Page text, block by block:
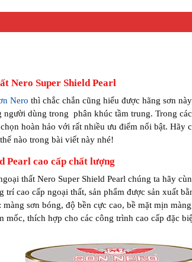
Nero Super Shield Pearl
Nero thì chắc chắn cũng hiểu được hãng sơn
dùng trong phân khúc tầm trung. Trong
hoàn hảo với rất nhiều ưu điểm nổi bật. Hãy
nào trong bài viết này nhé!
Pearl cao cấp chất lượng
thất Nero Super Shield Pearl chúng ta hãy
trí cao cấp ngoại thất, sản phẩm được sản xuất
sơn bóng, độ bền cực cao, bề mặt mịn
mốc, thích hợp cho các công trình cao cấp đặc